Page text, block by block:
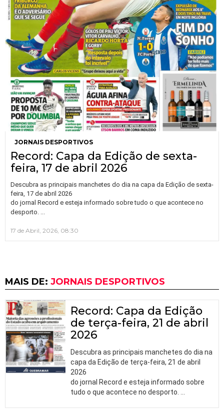
JORNAIS DESPORTIVOS
Record: Capa da Edição de sexta-
feira, 17 de abril 2026
Descubra as principais manchetes do dia na capa da Edição de sexta-
feira, 17 de abril 2026
do jornal Record e esteja informado sobre tudo o que acontece no
desporto.
17 de Abril, 2026, 08:30
MAIS DE: JORNAIS DESPORTIVOS
Record: Capa da Edição
de terça-feira, 21 de abril
2026
Descubra as principais manchetes do dia na
capa da Edição de terça-feira, 21 de abril
2026
do jornal Record e esteja informado sobre
tudo o que acontece no desporto.